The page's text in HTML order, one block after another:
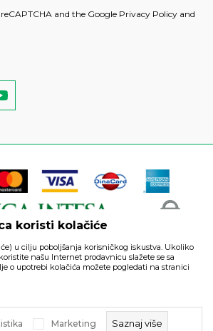
and the Google Privacy Policy and
su deo naše ponude i ne podrazumeva
dostupni u svakom trenutku.
koristi kolačiće
u cilju poboljšanja korisničkog iskustva. Ukoliko
našu Internet prodavnicu slažete se sa
o upotrebi kolačića možete pogledati na stranici
Marketing Saznaj više